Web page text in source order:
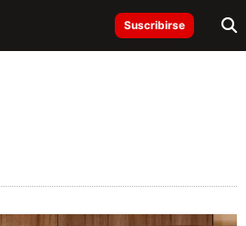
Suscribirse